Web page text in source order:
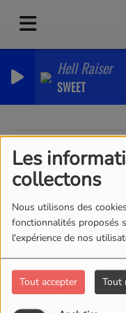
Les
collectons
Nous utilisons des
fonctionnalités proposés
l'expérience de nos
Tout accepter Tout
Hell Raiser
SWEET